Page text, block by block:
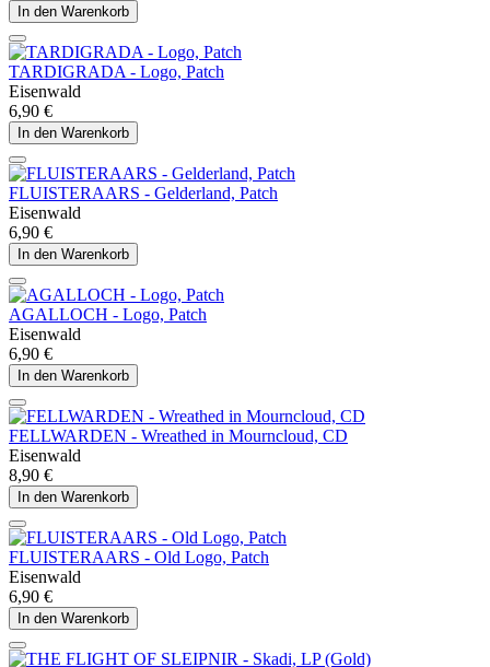
In den Warenkorb
TARDIGRADA - Logo, Patch
Eisenwald
6,90 €
In den Warenkorb
FLUISTERAARS - Gelderland, Patch
Eisenwald
6,90 €
In den Warenkorb
AGALLOCH - Logo, Patch
Eisenwald
6,90 €
In den Warenkorb
FELLWARDEN - Wreathed in Mourncloud, CD
Eisenwald
8,90 €
In den Warenkorb
FLUISTERAARS - Old Logo, Patch
Eisenwald
6,90 €
In den Warenkorb